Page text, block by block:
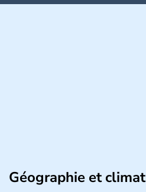
Géographie et climat